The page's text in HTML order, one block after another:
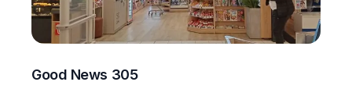
Good News 305